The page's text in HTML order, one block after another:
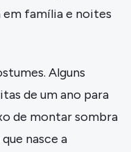
em família e noites
Alguns
de um ano para
de montar sombra
nasce a